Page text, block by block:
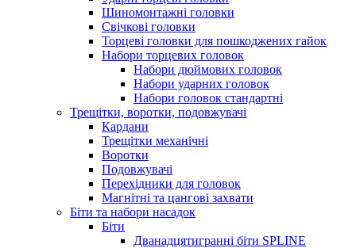
Шиномонтажні головки
Свічкові головки
Торцеві головки для пошкоджених гайок
Набори торцевих головок
Набори дюймових головок
Набори ударних головок
Набори головок стандартні
Трещітки, воротки, подовжувачі
Кардани
Трещітки механічні
Воротки
Подовжувачі
Перехідники для головок
Магнітні та цангові захвати
Біти та набори насадок
Біти
Дванадцятигранні біти SPLINE